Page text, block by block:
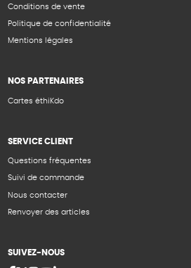
Conditions de vente
Politique de confidentialité
Mentions légales
NOS PARTENAIRES
Cartes éthiKdo
SERVICE CLIENT
Questions fréquentes
Suivi de commande
Nous contacter
Renvoyer des articles
SUIVEZ-NOUS